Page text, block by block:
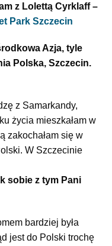
z Lolettą Cyrklaff –
Park Szczecin
Azja, tyle
Polska, Szczecin.
z Samarkandy,
życia mieszkałam w
zakochałam się w
W Szczecinie
sobie z tym Pani
bardziej była
jest do Polski trochę